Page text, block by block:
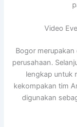
Video
Bogor
perusahaan.
lengkap untuk
kekompakan tim
digunakan